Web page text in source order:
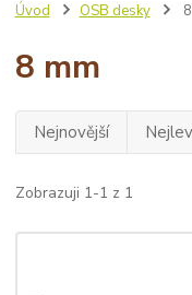
Úvod OSB desky
8 mm
Nejnovější
Zobrazuji 1-1 z 1